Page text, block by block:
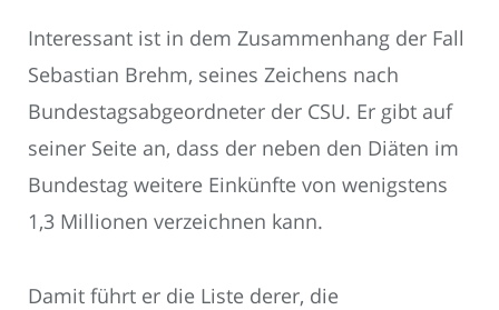
Interessant ist in dem Zusammenhang der Fall
Sebastian Brehm, seines Zeichens nach
Bundestagsabgeordneter der CSU. Er gibt auf
seiner Seite an, dass der neben den Diäten im
Bundestag weitere Einkünfte von wenigstens
1,3 Millionen verzeichnen kann.
Damit führt er die Liste derer, die